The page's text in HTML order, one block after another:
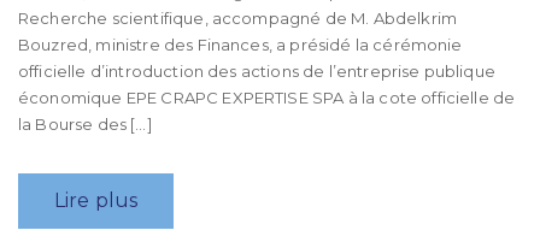
Recherche scientifique, accompagné de M. Abdelkrim
Bouzred, ministre des Finances, a présidé la cérémonie
officielle d’introduction des actions de l’entreprise publique
économique EPE CRAPC EXPERTISE SPA à la cote officielle de
la Bourse des […]
Lire plus